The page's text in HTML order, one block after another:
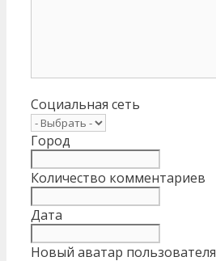
Социальная сеть
Город
Количество комментариев
Дата
Новый аватар пользователя